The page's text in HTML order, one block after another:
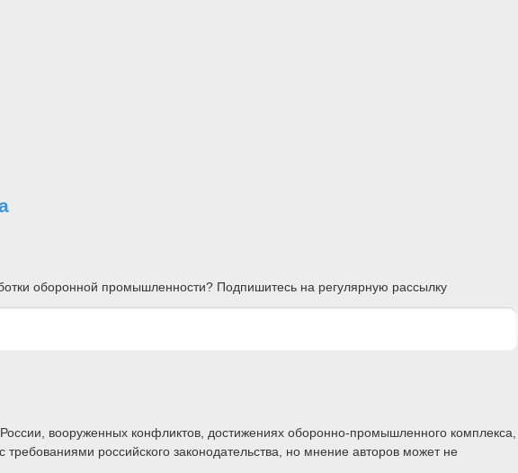
оборонной промышленности? Подпишитесь на регулярную рассылку
вооруженных конфликтов, достижениях оборонно-промышленного комплекса,
российского законодательства, но мнение авторов может не